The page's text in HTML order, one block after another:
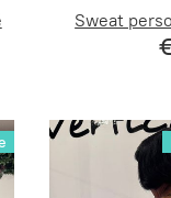
Sweat